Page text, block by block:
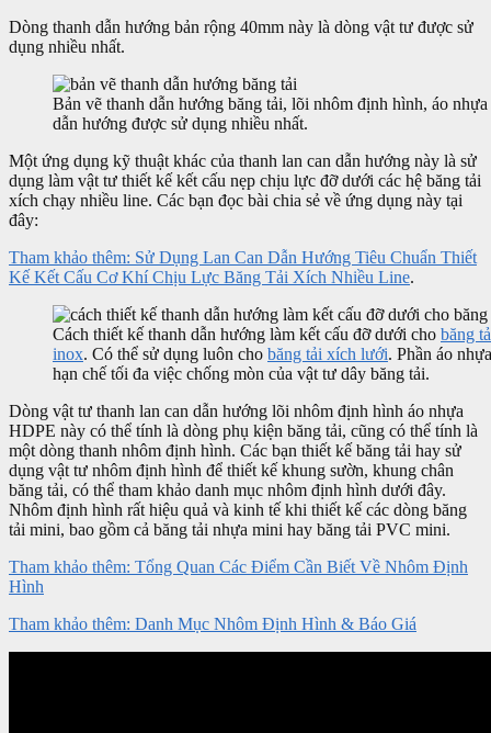
Dòng thanh dẫn hướng bản rộng 40mm này là dòng vật tư được sử
dụng nhiều nhất.
Bản vẽ thanh dẫn hướng băng tải, lõi nhôm định hình, áo
dẫn hướng được sử dụng nhiều nhất.
Một ứng dụng kỹ thuật khác của thanh lan can dẫn hướng này là sử
dụng làm vật tư thiết kế kết cấu nẹp chịu lực đỡ dưới các hệ băng tải
xích chạy nhiều line. Các bạn đọc bài chia sẻ về ứng dụng này tại
đây:
Tham khảo thêm: Sử Dụng Lan Can Dẫn Hướng Tiêu Chuẩn Thiết
Kế Kết Cấu Cơ Khí Chịu Lực Băng Tải Xích Nhiều Line.
Cách thiết kế thanh dẫn hướng làm kết cấu đỡ dưới cho băng
inox. Có thể sử dụng luôn cho băng tải xích lưới. Phần áo
hạn chế tối đa việc chống mòn của vật tư dây băng tải.
Dòng vật tư thanh lan can dẫn hướng lõi nhôm định hình áo nhựa
HDPE này có thể tính là dòng phụ kiện băng tải, cũng có thể tính là
một dòng thanh nhôm định hình. Các bạn thiết kế băng tải hay sử
dụng vật tư nhôm định hình để thiết kế khung sườn, khung chân
băng tải, có thể tham khảo danh mục nhôm định hình dưới đây.
Nhôm định hình rất hiệu quả và kinh tế khi thiết kế các dòng băng
tải mini, bao gồm cả băng tải nhựa mini hay băng tải PVC mini.
Tham khảo thêm: Tổng Quan Các Điểm Cần Biết Về Nhôm Định
Hình
Tham khảo thêm: Danh Mục Nhôm Định Hình & Báo Giá